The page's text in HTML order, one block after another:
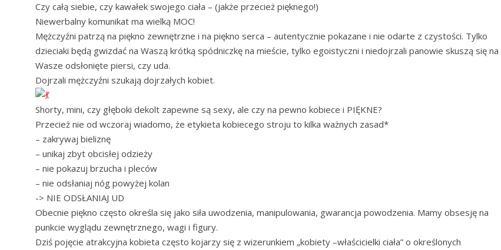
Czy całą siebie, czy kawałek swojego ciała – (jakże przecież pięknego!)
Niewerbalny komunikat ma wielką MOC!
Mężczyźni patrzą na piękno zewnętrzne i na piękno serca – autentycznie pokazane i nie odarte z czystości. Tylko
dzieciaki będą gwizdać na Waszą krótką spódniczkę na mieście, tylko egoistyczni i niedojrzali panowie skuszą się na
Wasze odsłonięte piersi, czy uda.
Dojrzali mężczyźni szukają dojrzałych kobiet.
Shorty, mini, czy głęboki dekolt zapewne są sexy, ale czy na pewno kobiece i PIĘKNE?
Przecież nie od wczoraj wiadomo, że etykieta kobiecego stroju to kilka ważnych zasad*
– zakrywaj bieliznę
– unikaj zbyt obcisłej odzieży
– nie pokazuj brzucha i pleców
– nie odsłaniaj nóg powyżej kolan
-> NIE ODSŁANIAJ UD
Obecnie piękno często określa się jako siła uwodzenia, manipulowania, gwarancja powodzenia. Mamy obsesję na
punkcie wyglądu zewnętrznego, wagi i figury.
Dziś pojęcie atrakcyjna kobieta często kojarzy się z wizerunkiem „kobiety –właścicielki ciała” o określonych